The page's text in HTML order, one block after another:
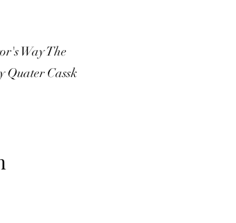
Way The
Quater Cassk